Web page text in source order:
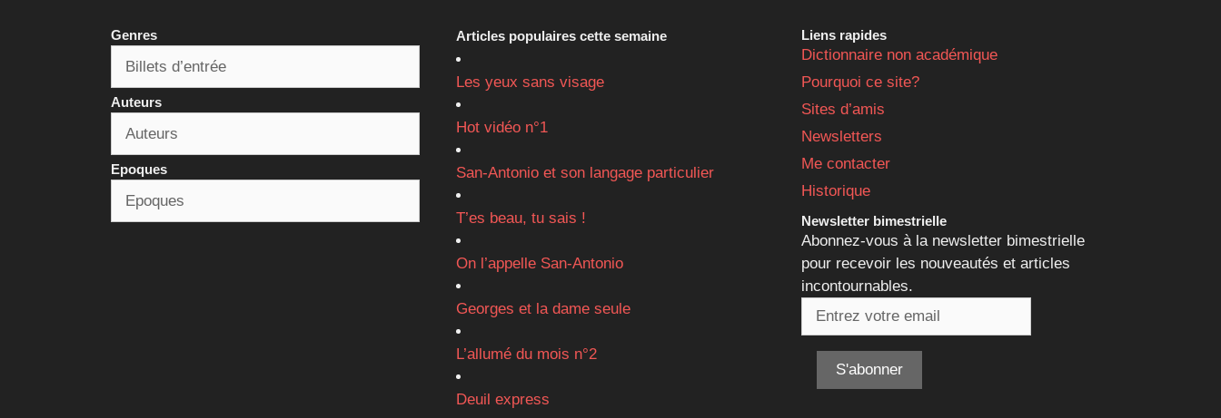
Genres
Auteurs
Epoques
Articles populaires cette semaine
Les yeux sans visage
Hot vidéo n°1
San-Antonio et son langage particulier
T’es beau, tu sais !
On l’appelle San-Antonio
Georges et la dame seule
L’allumé du mois n°2
Deuil express
Liens rapides
Dictionnaire non académique
Pourquoi ce site?
Sites d’amis
Newsletters
Me contacter
Historique
Newsletter bimestrielle
Abonnez-vous à la newsletter bimestrielle
pour recevoir les nouveautés et articles
incontournables.